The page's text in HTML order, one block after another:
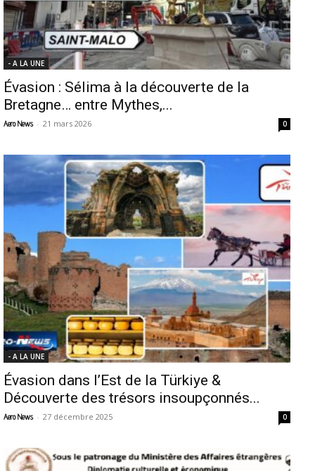
- A LA UNE
Évasion : Sélima à la découverte de la
Bretagne… entre Mythes,...
Aero News - 21 mars 2026 0
- A LA UNE
Évasion dans l’Est de la Türkiye &
Découverte des trésors insoupçonnés...
Aero News - 27 décembre 2025 0